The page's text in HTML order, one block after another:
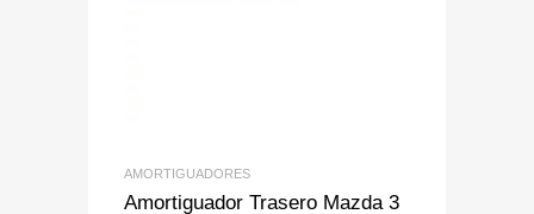
AMORTIGUADORES
Amortiguador Trasero Mazda 3